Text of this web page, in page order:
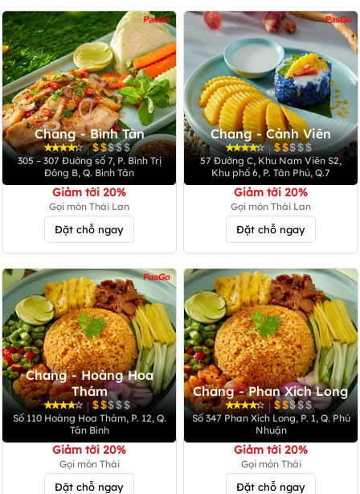
Chang - Bình Tân
|
305 – 307 Đường số 7, P. Bình Trị
Đông B, Q. Bình Tân
Giảm tới 20%
Gọi món Thái Lan
Đặt chỗ ngay
Chang - Cảnh Viên
|
57 Đường C, Khu Nam Viên S2,
Khu phố 6, P. Tân Phú, Q.7
Giảm tới 20%
Gọi món Thái Lan
Đặt chỗ ngay
Chang - Hoàng Hoa
Thám
|
Số 110 Hoàng Hoa Thám, P. 12, Q.
Tân Bình
Giảm tới 20%
Gọi món Thái
Đặt chỗ ngay
Chang - Phan Xích Long
|
Số 347 Phan Xích Long, P. 1, Q. Phú
Nhuận
Giảm tới 20%
Gọi món Thái
Đặt chỗ ngay